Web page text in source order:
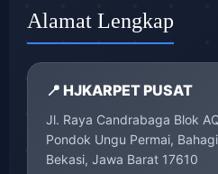
Alamat Lengkap
📍 HJKARPET PUSAT
Jl. Raya Candrabaga Blok
Pondok Ungu Permai,
Bekasi, Jawa Barat 17610